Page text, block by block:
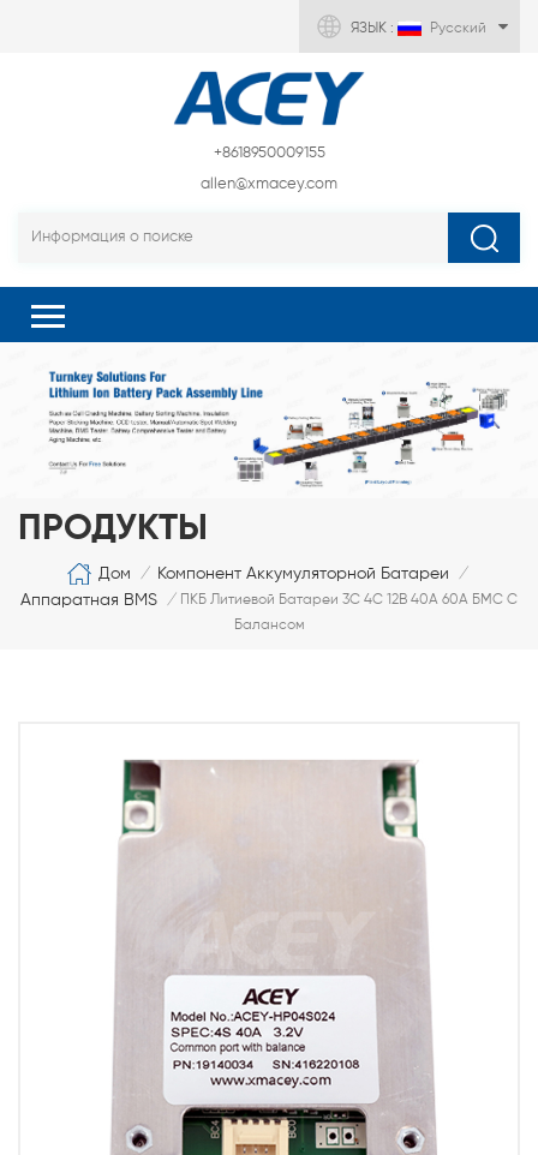
ЯЗЫК : Русский
+8618950009155
allen@xmacey.com
ПРОДУКТЫ
Дом / Компонент Аккумуляторной Батареи /
Аппаратная BMS /
ПКБ Литиевой Батареи 3С 4С 12В 40А 60А БМС С
Балансом